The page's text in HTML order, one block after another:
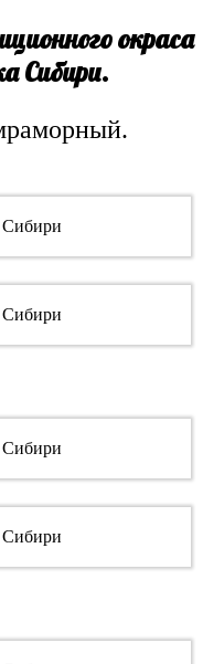
окраса
Сибири.